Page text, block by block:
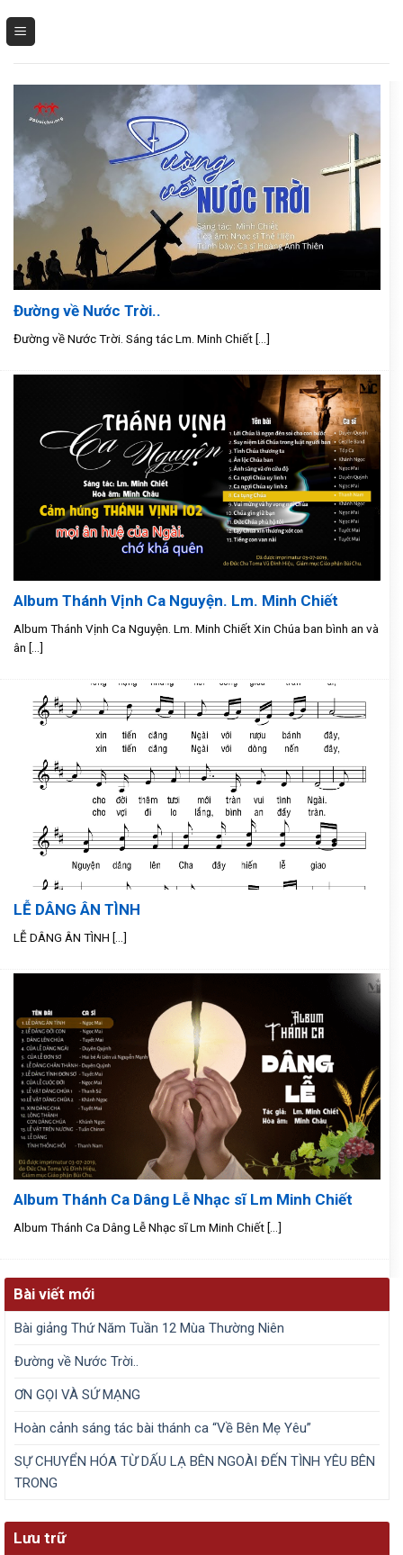
Đường về Nước Trời..
Đường về Nước Trời. Sáng tác Lm. Minh Chiết [...]
Album Thánh Vịnh Ca Nguyện. Lm. Minh Chiết
Album Thánh Vịnh Ca Nguyện. Lm. Minh Chiết Xin Chúa ban bình an và
ân [...]
LỄ DÂNG ÂN TÌNH
LỄ DÂNG ÂN TÌNH [...]
Album Thánh Ca Dâng Lễ Nhạc sĩ Lm Minh Chiết
Album Thánh Ca Dâng Lễ Nhạc sĩ Lm Minh Chiết [...]
Bài viết mới
Bài giảng Thứ Năm Tuần 12 Mùa Thường Niên
Đường về Nước Trời..
ƠN GỌI VÀ SỨ MẠNG
​Hoàn cảnh sáng tác bài thánh ca “Về Bên Mẹ Yêu”
SỰ CHUYỂN HÓA TỪ DẤU LẠ BÊN NGOÀI ĐẾN TÌNH YÊU BÊN
TRONG
Lưu trữ